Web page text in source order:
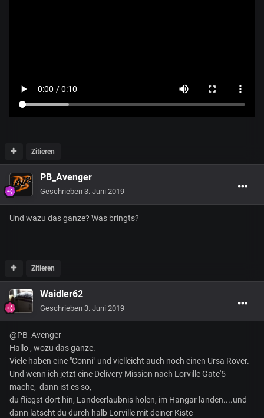
Zitieren
PB_Avenger
Geschrieben 3. Juni 2019
Und wazu das ganze? Was bringts?
Zitieren
Waidler62
Geschrieben 3. Juni 2019
@PB_Avenger
Hallo , wozu das ganze.
Viele haben eine "Conni" und vielleicht auch noch einen Ursa Rover.
Und wenn ich jetzt eine Delivery Mission nach Lorville Gate'5
mache, dann ist es so,
du fliegst dort hin, Landeerlaubnis holen, im Hangar landen....und
dann latscht du durch halb Lorville mit deiner Kiste